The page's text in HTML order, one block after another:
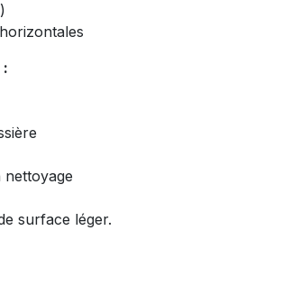
nettoyage
surface léger.